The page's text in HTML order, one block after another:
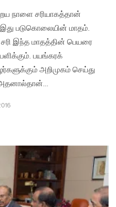
நாளை சரியாகத்தான்
இது படுகொலையின் மாதம்.
சரி இந்த மாதத்தின் பெயரை
பயங்கரக்
அறிமுகம் செய்து